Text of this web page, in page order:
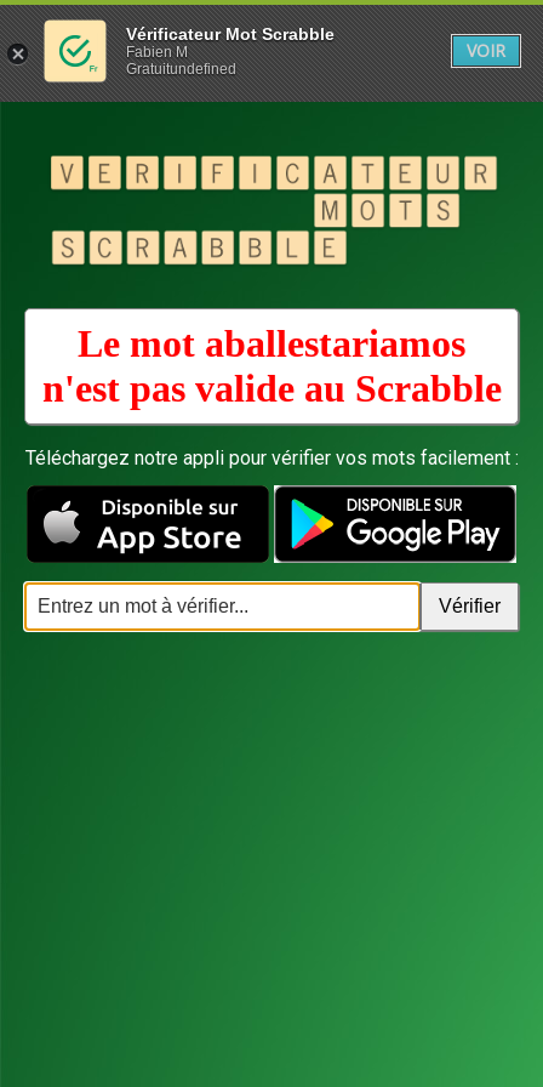
Le mot aballestariamos
n'est pas valide au Scrabble
Téléchargez notre appli pour vérifier vos mots facilement :
Vérificateur Mot Scrabble
Fabien M
Gratuitundefined
VOIR